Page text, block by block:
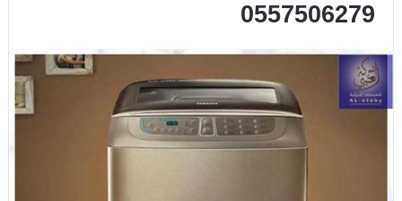
0557506279